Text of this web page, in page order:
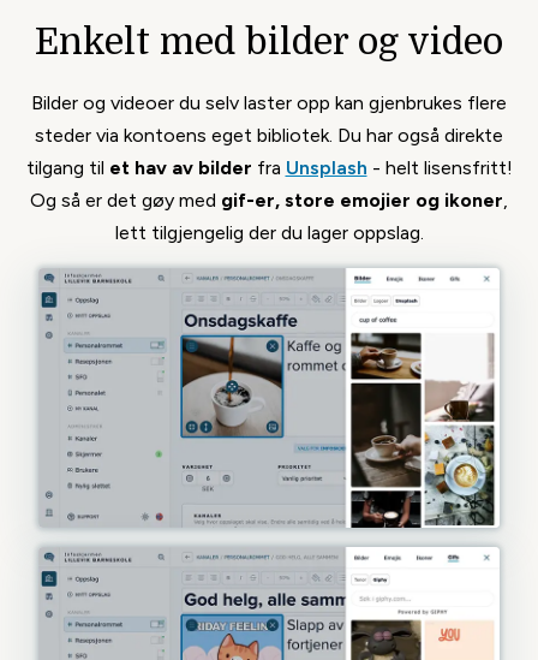
Power BI
Smart integrasjon for å hente og vise
dashboards og nøkkeltall fra Power BI.
Sharepoint
Del og presenter kalendere og nyheter
herfra.
Enkelt med bilder og video
Bilder og videoer du selv laster opp kan gjenbrukes flere
steder via kontoens eget bibliotek. Du har også direkte
tilgang til et hav av bilder fra Unsplash - helt lisensfritt!
Og så er det gøy med gif-er, store emojier og ikoner,
lett tilgjengelig der du lager oppslag.